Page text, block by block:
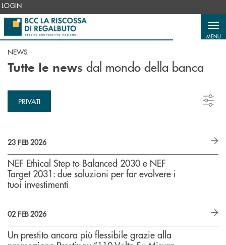
Salta al contenuto principale
LOGIN
MENU
NEWS
Tutte le news dal mondo della banca
PRIVATI
23 FEB 2026
NEF Ethical Step to Balanced 2030 e NEF
Target 2031: due soluzioni per far evolvere i
tuoi investimenti
02 FEB 2026
Un prestito ancora più flessibile grazie alla